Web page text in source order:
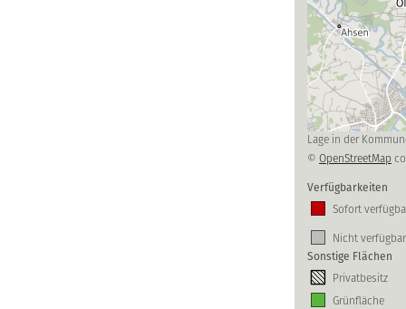
Lage in der
© OpenStreetMap
Verfügbarkeiten
Sofort
Nicht
Sonstige Flächen
Privatbesitz
Grünfläche